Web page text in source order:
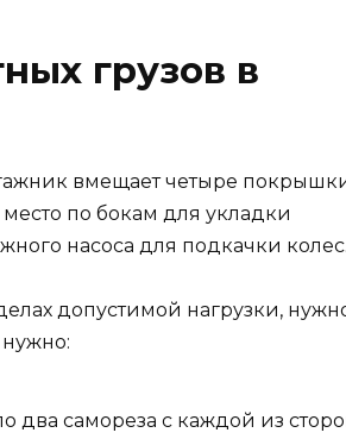
грузов в
вмещает четыре
по бокам для укладки
насоса для подкачки колес.
допустимой нагрузки,
два самореза с каждой из